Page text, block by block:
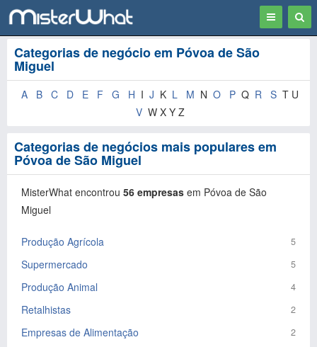
Toggle
navigation
Categorias de negócio em Póvoa de São
Miguel
A B C D E F G H I J K L M N O P Q R S T U
V W X Y Z
Categorias de negócios mais populares em
Póvoa de São Miguel
MisterWhat encontrou 56 empresas em Póvoa de São
Miguel
Produção Agrícola 5
Supermercado 5
Produção Animal 4
Retalhistas 2
Empresas de Alimentação 2